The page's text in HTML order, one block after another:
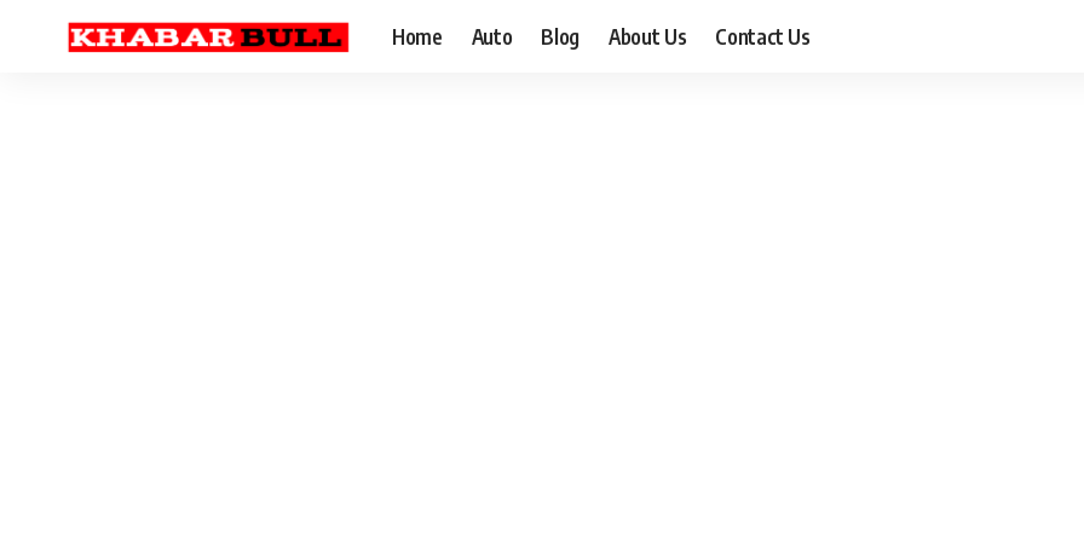
Home Auto Blog About Us Contact Us